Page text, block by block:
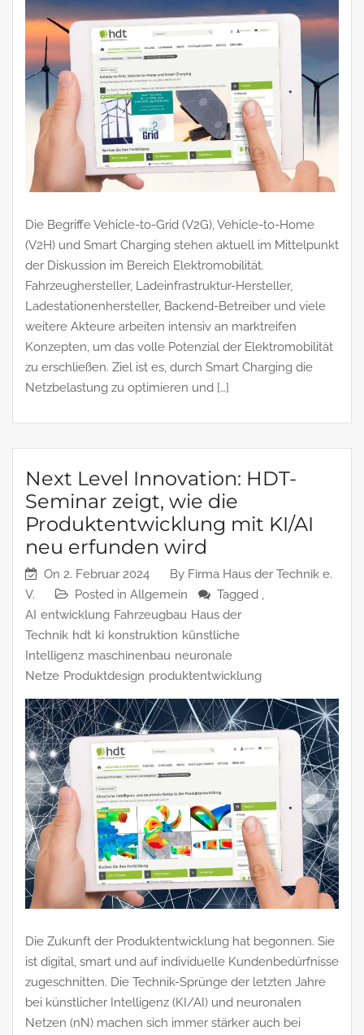
Die Begriffe Vehicle-to-Grid (V2G), Vehicle-to-Home
(V2H) und Smart Charging stehen aktuell im Mittelpunkt
der Diskussion im Bereich Elektromobilität.
Fahrzeughersteller, Ladeinfrastruktur-Hersteller,
Ladestationenhersteller, Backend-Betreiber und viele
weitere Akteure arbeiten intensiv an marktreifen
Konzepten, um das volle Potenzial der Elektromobilität
zu erschließen. Ziel ist es, durch Smart Charging die
Netzbelastung zu optimieren und […]
Next Level Innovation: HDT-
Seminar zeigt, wie die
Produktentwicklung mit KI/AI
neu erfunden wird
On 2. Februar 2024 By Firma Haus der Technik e.
V.
Posted in Allgemein
Tagged ,
AI entwicklung Fahrzeugbau Haus der
Technik hdt ki konstruktion künstliche
Intelligenz maschinenbau neuronale
Netze Produktdesign produktentwicklung
Die Zukunft der Produktentwicklung hat begonnen. Sie
ist digital, smart und auf individuelle Kundenbedürfnisse
zugeschnitten. Die Technik-Sprünge der letzten Jahre
bei künstlicher Intelligenz (KI/AI) und neuronalen
Netzen (nN) machen sich immer stärker auch bei